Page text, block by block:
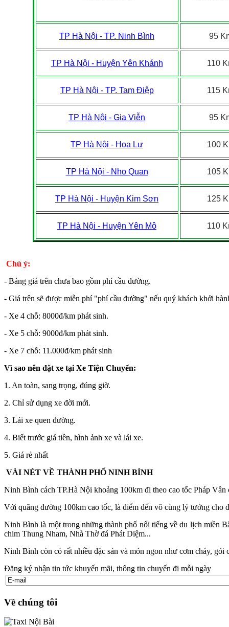
TP Hà Nội - TP. Ninh Bình 95
TP Hà Nội - Huyện Yên Khánh 110
TP Hà Nội - TP. Tam Điệp 115
TP Hà Nội - Gia Viễn 95
TP Hà Nội - Hoa Lư 100
TP Hà Nội - Nho Quan 105
TP Hà Nội - Huyện Kim Sơn 125
TP Hà Nội - Huyện Yên Mô 110
Chú ý:
- Bảng giá trên chưa bao gồm phí cầu đường.
- Giá trên sẽ được miễn phí "phí cầu đường" nếu quý khách khởi
- Xe 4 chỗ: 8000đ/km phát sinh.
- Xe 5 chỗ: 9000đ/km phát sinh.
- Xe 7 chỗ: 11.000đ/km phát sinh
Vì sao nên đặt xe tại Xe Tiện Chuyến:
1. An toàn, sang trọng, đúng giờ.
2. Chỉ sử dụng xe đời mới.
3. Lái xe quen đường.
4. Biết trước giá tiền, hình ảnh xe và lái xe.
5. Giá rẻ nhất
VÀI NÉT VỀ THÀNH PHỐ NINH BÌNH
Ninh Bình cách TP.Hà Nội khoảng 100km đi theo cao tốc Pháp
Với quãng đường 100km cao tốc, là điểm đến vô cùng lý tưởng cho
Ninh Bình là một trong những thành phố nổi tiếng về du lịch miền
chim Thung Nham, Nhà Thờ đá Phát Diệm...
Ninh Bình còn có rất nhiều đặc sản và món ngon như cơm cháy, gỏi
Đăng ký nhận tin tức khuyến mãi, thông tin chuyến đi mỗi ngày
Về chúng tôi